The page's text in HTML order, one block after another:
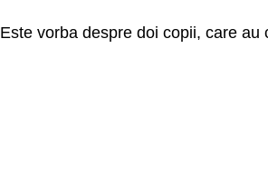
Este vorba despre doi copii, care